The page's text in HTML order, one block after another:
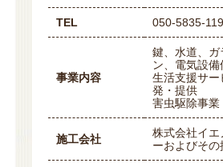
TEL 050-5835-
事業内容
鍵、水道、ガ
ン、電気設
生活支援サー
発・提供
害虫駆除事業
施工会社
株式会社イエ
ーおよびその